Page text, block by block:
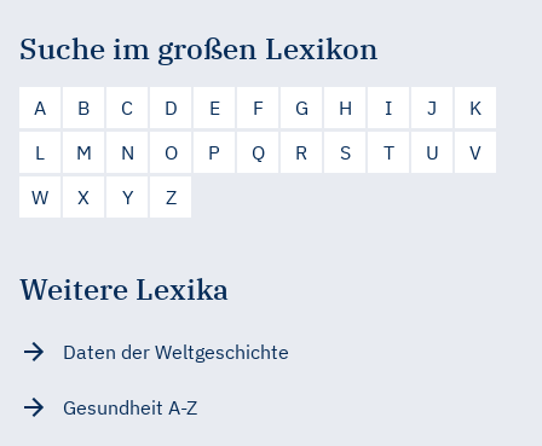
Suche im großen Lexikon
A B C D E F G H I J
K
L
M N O P Q R S T U
V
W
X Y Z
Weitere Lexika
Daten der Weltgeschichte
Gesundheit A-Z